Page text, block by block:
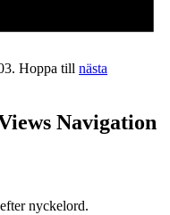
Hoppa till nästa
Navigation
nyckelord.